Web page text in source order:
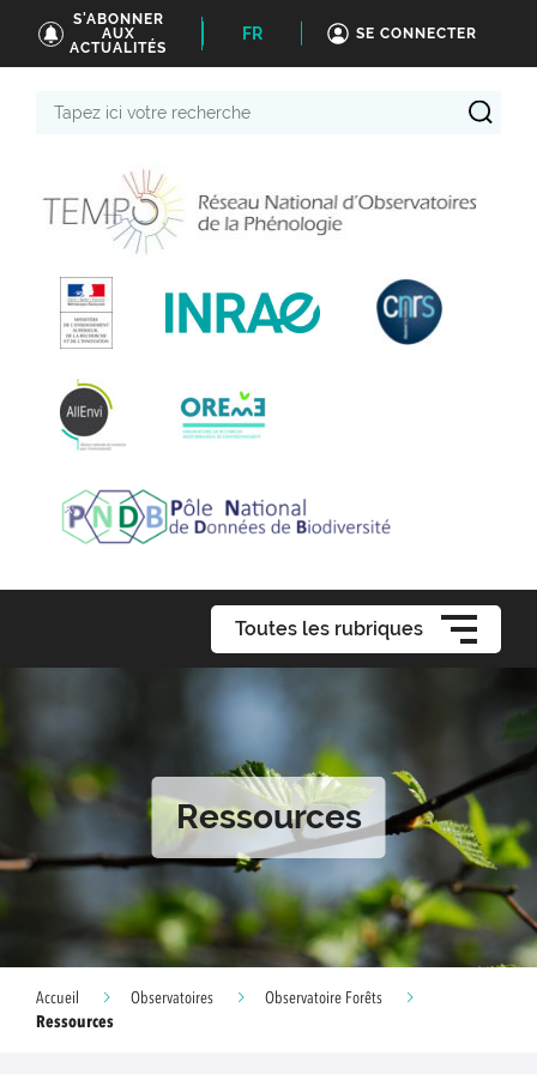
S'ABONNER
AUX
ACTUALITÉS
FR SE CONNECTER
Toutes les rubriques
Ressources
Accueil Observatoires
Observatoire Forêts
Ressources